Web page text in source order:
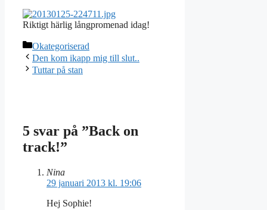
Riktigt härlig långpromenad idag!
Kategorier
Okategoriserad
Den kom ikapp mig till slut..
Tuttar på stan
5 svar på ”Back on
track!”
Nina
29 januari 2013 kl. 19:06
Hej Sophie!